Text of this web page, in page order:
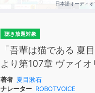
日本語オーディ
聴き放題対象
「吾輩は猫である 夏
より第107章 ヴァイオ
著者 夏目漱石
ナレーター ROBOTVOICE